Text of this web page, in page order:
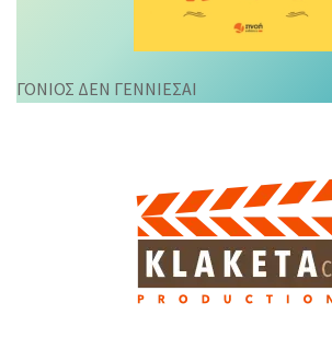
ΓΟΝΙΟΣ ΔΕΝ ΓΕΝΝΙΕΣΑΙ